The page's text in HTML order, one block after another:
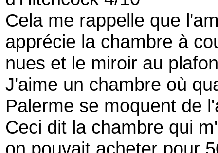
Cela me rappelle que
apprécie la chambre à
nues et le miroir au
J'aime un chambre où
Palerme se moquent de
Ceci dit la chambre qui
on pouvait acheter pour